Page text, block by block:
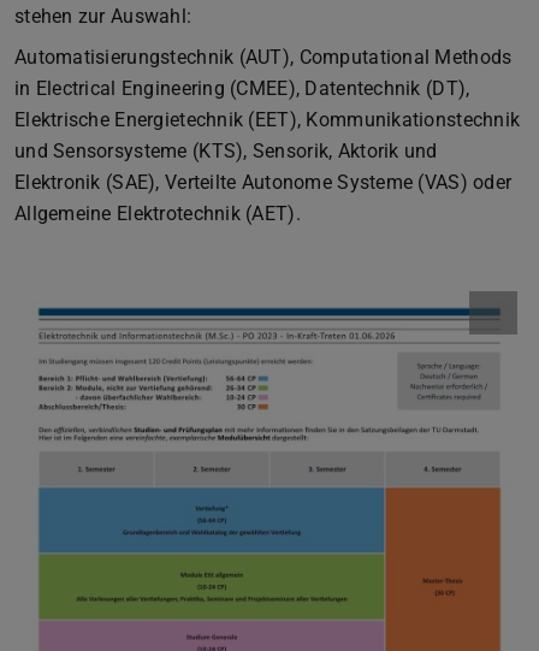
stehen zur Auswahl:
Automatisierungstechnik (AUT), Computational Methods
in Electrical Engineering (CMEE), Datentechnik (DT),
Elektrische Energietechnik (EET), Kommunikationstechnik
und Sensorsysteme (KTS), Sensorik, Aktorik und
Elektronik (SAE), Verteilte Autonome Systeme (VAS) oder
Allgemeine Elektrotechnik (AET).